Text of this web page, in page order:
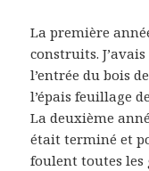
La première
construits.
l’entrée du bois
l’épais feuillage
La deuxième
était terminé et
foulent toutes les